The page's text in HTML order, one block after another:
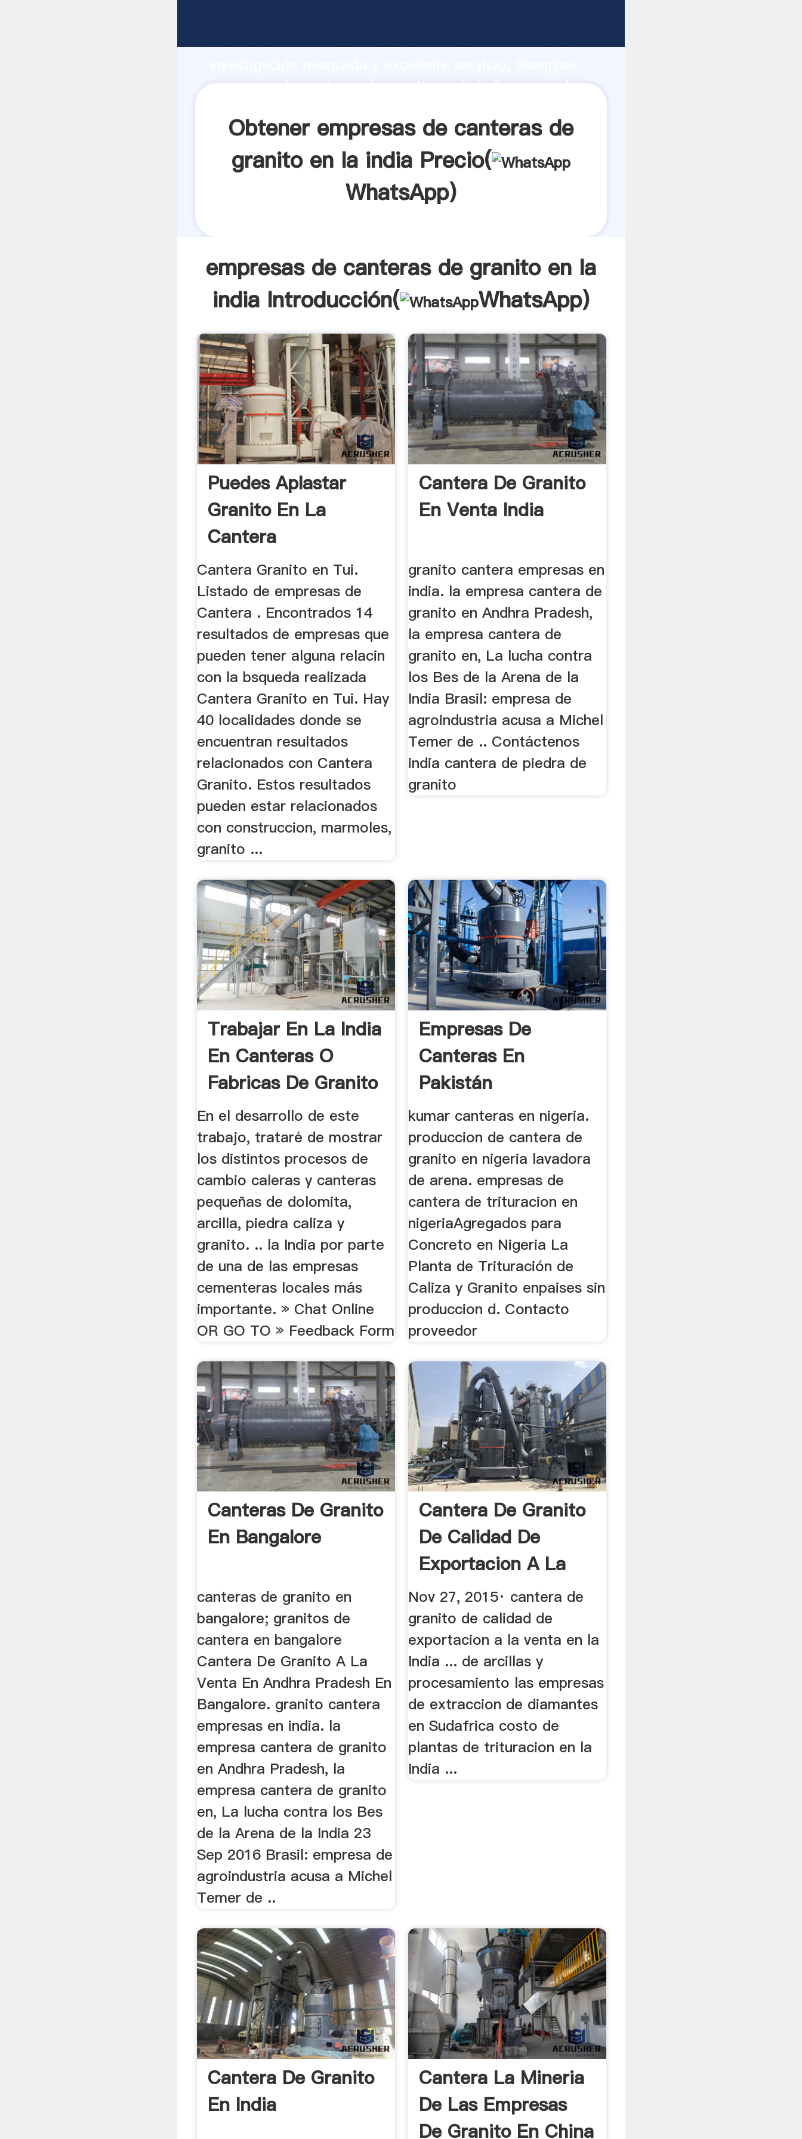
Agarrando fuerte capacidad de producción, fuerza de
empresas de canteras de granito en la india proveedor
Obtener empresas de canteras de
granito en la india Precio(
WhatsApp)
empresas de canteras de granito en la
india Introducción(
WhatsApp)
Puedes Aplastar
Granito En La
Cantera
Cantera Granito en Tui.
Listado de empresas de
Cantera . Encontrados 14
resultados de empresas que
pueden tener alguna relacin
con la bsqueda realizada
Cantera Granito en Tui. Hay
40 localidades donde se
encuentran resultados
relacionados con Cantera
Granito. Estos resultados
pueden estar relacionados
con construccion, marmoles,
granito ...
Cantera De Granito
En Venta India
granito cantera empresas en
india. la empresa cantera de
granito en Andhra Pradesh,
la empresa cantera de
granito en, La lucha contra
los Bes de la Arena de la
India Brasil: empresa de
agroindustria acusa a Michel
Temer de .. Contáctenos
india cantera de piedra de
granito
Trabajar En La India
En Canteras O
Fabricas De Granito
...
En el desarrollo de este
trabajo, trataré de mostrar
los distintos procesos de
cambio caleras y canteras
pequeñas de dolomita,
arcilla, piedra caliza y
granito. .. la India por parte
de una de las empresas
cementeras locales más
importante. » Chat Online
OR GO TO » Feedback Form
Empresas De
Canteras En
Pakistán
kumar canteras en nigeria.
produccion de cantera de
granito en nigeria lavadora
de arena. empresas de
cantera de trituracion en
nigeriaAgregados para
Concreto en Nigeria La
Planta de Trituración de
Caliza y Granito enpaises sin
produccion d. Contacto
proveedor
Canteras De Granito
En Bangalore
canteras de granito en
bangalore; granitos de
cantera en bangalore
Cantera De Granito A La
Venta En Andhra Pradesh En
Bangalore. granito cantera
empresas en india. la
empresa cantera de granito
en Andhra Pradesh, la
empresa cantera de granito
en, La lucha contra los Bes
de la Arena de la India 23
Sep 2016 Brasil: empresa de
agroindustria acusa a Michel
Temer de ..
Cantera De Granito
De Calidad De
Exportacion A La
Venta En ...
Nov 27, 2015· cantera de
granito de calidad de
exportacion a la venta en la
India ... de arcillas y
procesamiento las empresas
de extraccion de diamantes
en Sudafrica costo de
plantas de trituracion en la
India ...
Cantera De Granito
En India
Cantera La Mineria
De Las Empresas
De Granito En China